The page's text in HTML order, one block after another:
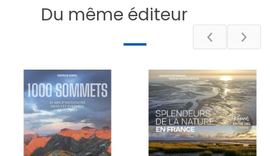
Nombre de
pages
192
DESCRIPTIF
Du même éditeur